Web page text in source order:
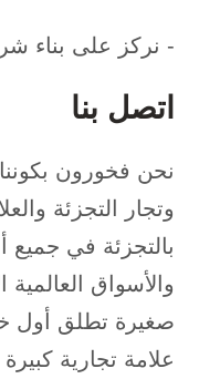
- نركز على بناء
اتصل بنا
نحن فخورون
وتجار التجزئة
بالتجزئة في جميع
والأسواق
صغيرة تطلق أول
علامة تجارية